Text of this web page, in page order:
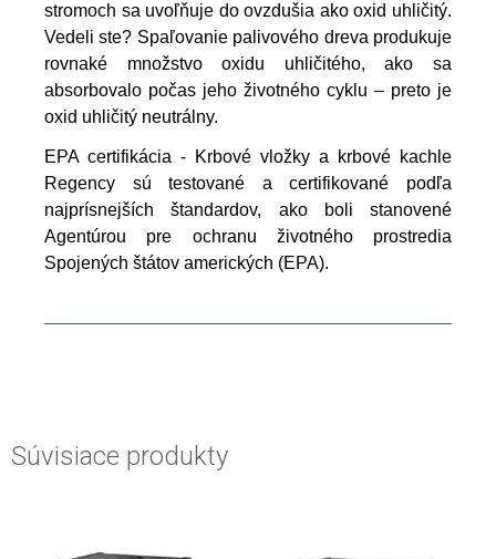
stromoch sa uvoľňuje do ovzdušia ako oxid uhličitý.
Vedeli ste? Spaľovanie palivového dreva produkuje
rovnaké množstvo oxidu uhličitého, ako sa
absorbovalo počas jeho životného cyklu – preto je
oxid uhličitý neutrálny.
EPA certifikácia - Krbové vložky a krbové kachle
Regency sú testované a certifikované podľa
najprísnejších štandardov, ako boli stanovené
Agentúrou pre ochranu životného prostredia
Spojených štátov amerických (EPA).
Súvisiace produkty